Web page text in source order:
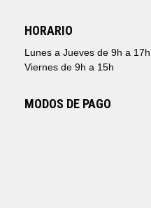
HORARIO
Lunes a Jueves de 9h a 17h
Viernes de 9h a 15h
MODOS DE PAGO